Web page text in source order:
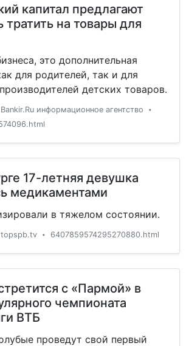
капитал предлагают
тратить на товары для
это дополнительная
для родителей, так и для
детских товаров.
Bankir.Ru информационное агентство •
17-летняя девушка
медикаментами
в тяжелом состоянии.
topspb.tv • 6407859574295270880.html
с «Пармой» в
чемпионата
ВТБ
проведут свой первый